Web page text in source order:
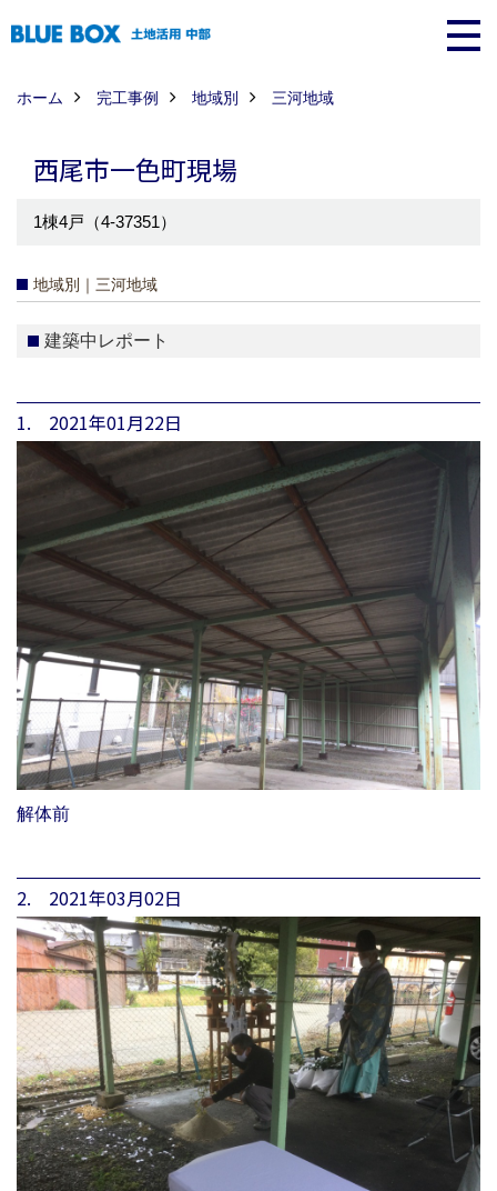
ホーム 完工事例 地域別 三河地域
西尾市一色町現場
1棟4戸（4-37351）
地域別｜三河地域
建築中レポート
1. 2021年01月22日
解体前
2. 2021年03月02日